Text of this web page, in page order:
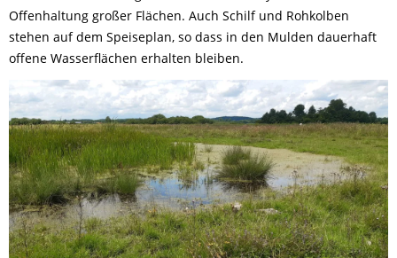
Offenhaltung großer Flächen. Auch Schilf und Rohkolben
stehen auf dem Speiseplan, so dass in den Mulden dauerhaft
offene Wasserflächen erhalten bleiben.